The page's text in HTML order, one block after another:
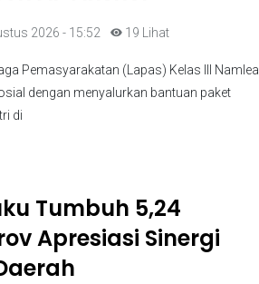
2026 - 15:52 19 Lihat
Pemasyarakatan (Lapas) Kelas III Namlea
dengan menyalurkan bantuan paket
di
Tumbuh 5,24
Apresiasi Sinergi